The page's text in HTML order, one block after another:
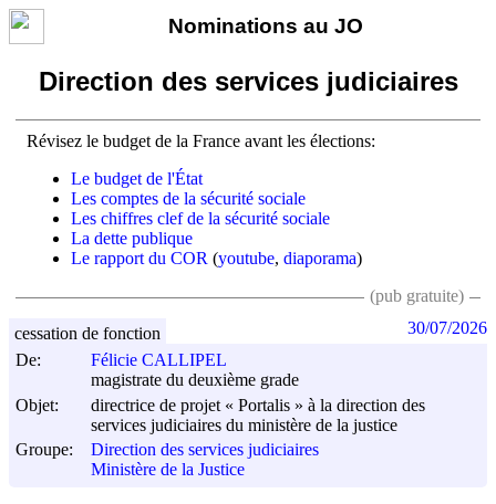
Nominations au JO
Direction des services judiciaires
Révisez le budget de la France avant les élections:
Le budget de l'État
Les comptes de la sécurité sociale
Les chiffres clef de la sécurité sociale
La dette publique
Le rapport du COR (youtube, diaporama)
(pub gratuite)
De:
Félicie CALLIPEL
magistrate du deuxième grade
Objet:
directrice de projet « Portalis » à la direction des
services judiciaires du ministère de la justice
Groupe:
Direction des services judiciaires
Ministère de la Justice
cessation de fonction 30/07/2026